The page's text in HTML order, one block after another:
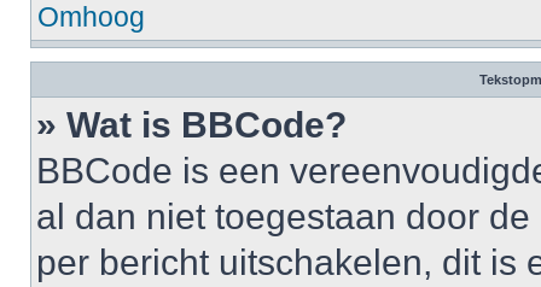
Omhoog
» Wat is BBCode?
BBCode is een
al dan niet toegestaan door
per bericht uitschakelen, dit is